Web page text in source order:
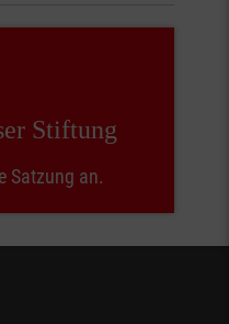
Stiftung
Satzung an.